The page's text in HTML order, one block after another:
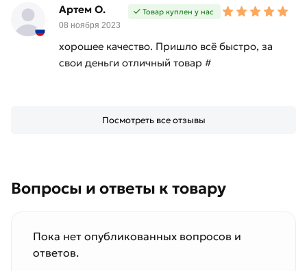
Артем О.
08 ноября 2023
Товар куплен у нас
хорошее качество. Пришло всё быстро, за
свои деньги отличный товар #
Посмотреть все отзывы
Вопросы и ответы к товару
Пока нет опубликованных вопросов и
ответов.